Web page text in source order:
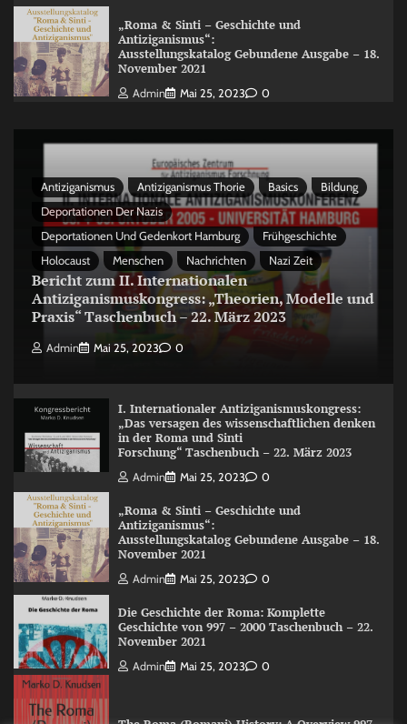
„Roma & Sinti – Geschichte und
Antiziganismus“:
Ausstellungskatalog Gebundene Ausgabe – 18.
November 2021
Admin Mai 25, 2023 0
Antiziganismus Antiziganismus Thorie Basics
Bildung
Deportationen Der Nazis
Deportationen Und Gedenkort Hamburg
Frühgeschichte
Holocaust
Menschen Nachrichten Nazi Zeit
Bericht zum II. Internationalen
Antiziganismuskongress: „Theorien, Modelle und
Praxis“ Taschenbuch – 22. März 2023
Admin Mai 25, 2023 0
I. Internationaler Antiziganismuskongress:
„Das versagen des wissenschaftlichen denken
in der Roma und Sinti
Forschung“ Taschenbuch – 22. März 2023
Admin Mai 25, 2023 0
„Roma & Sinti – Geschichte und
Antiziganismus“:
Ausstellungskatalog Gebundene Ausgabe – 18.
November 2021
Admin Mai 25, 2023 0
Die Geschichte der Roma: Komplette
Geschichte von 997 – 2000 Taschenbuch – 22.
November 2021
Admin Mai 25, 2023 0